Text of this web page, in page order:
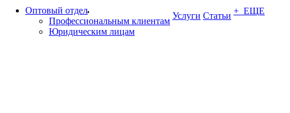
Оптовый отдел
Профессиональным клиентам
Юридическим лицам
Услуги Статьи + ЕЩЕ